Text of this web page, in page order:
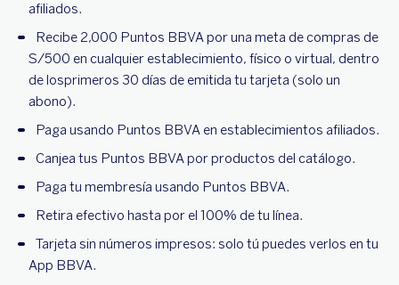
afiliados.
Recibe 2,000 Puntos BBVA por una meta de compras de
S/500 en cualquier establecimiento, físico o virtual, dentro
de losprimeros 30 días de emitida tu tarjeta (solo un
abono).
Paga usando Puntos BBVA en establecimientos afiliados.
Canjea tus Puntos BBVA por productos del catálogo.
Paga tu membresía usando Puntos BBVA.
Retira efectivo hasta por el 100% de tu línea.
Tarjeta sin números impresos: solo tú puedes verlos en tu
App BBVA.